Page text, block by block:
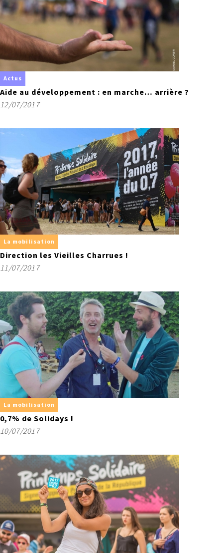
Actus
Aide au développement : en marche… arrière ?
12/07/2017
La mobilisation
Direction les Vieilles Charrues !
11/07/2017
La mobilisation
0,7% de Solidays !
10/07/2017